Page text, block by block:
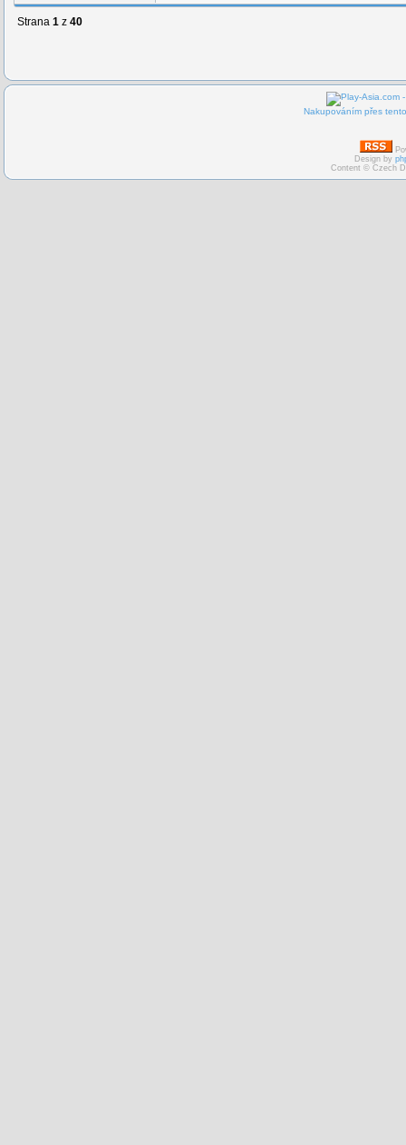
Strana 1 z 40
Nakupováním přes
Design by
Content © Czech